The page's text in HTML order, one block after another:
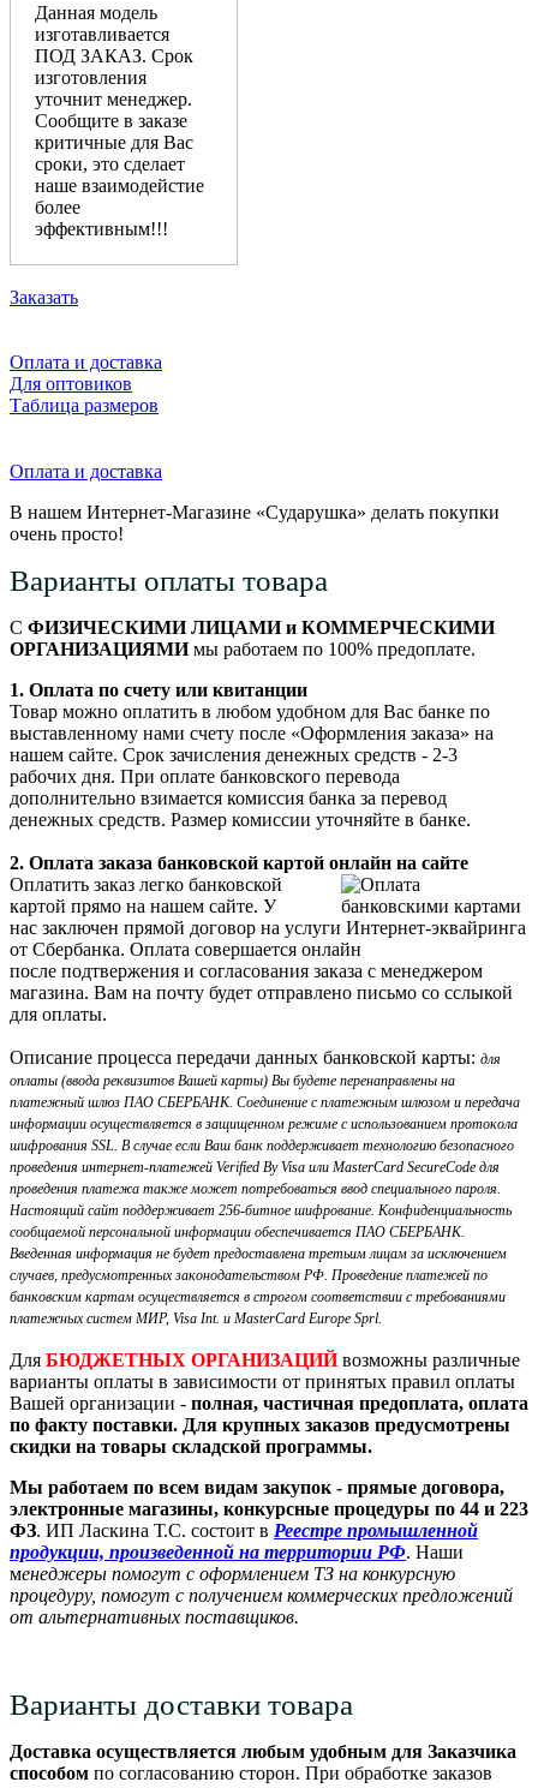
Данная модель
изготавливается
ПОД ЗАКАЗ. Срок
изготовления
уточнит менеджер.
Сообщите в заказе
критичные для Вас
сроки, это сделает
наше взаимодейстие
более
эффективным!!!
Заказать
Оплата и доставка
Для оптовиков
Таблица размеров
Оплата и доставка
В нашем Интернет-Магазине «Сударушка» делать покупки
очень просто!
Варианты оплаты товара
С ФИЗИЧЕСКИМИ ЛИЦАМИ и КОММЕРЧЕСКИМИ
ОРГАНИЗАЦИЯМИмы работаем по 100% предоплате.
1. Оплата по счету или квитанции
Товар можно оплатить в любом удобном для Вас банке по
выставленному нами счету после «Оформления заказа» на
нашем сайте. Срок зачисления денежных средств - 2-3
рабочих дня. При оплате банковского перевода
дополнительно взимается комиссия банка за перевод
денежных средств. Размер комиссии уточняйте в банке.
2. Оплата заказа банковской картой онлайн на сайте
Оплатить заказ легко банковской
картой прямо на нашем сайте. У
нас заключен прямой договор на услуги Интернет-эквайринга
от Сбербанка. Оплата совершается онлайн
после подтвержения и согласования заказа с менеджером
магазина. Вам на почту будет отправлено письмо со сслыкой
для оплаты.
Описание процесса передачи данных банковской карты: для
оплаты (ввода реквизитов Вашей карты) Вы будете перенаправлены на
платежный шлюз ПАО СБЕРБАНК. Соединение с платежным шлюзом и передача
информации осуществляется в защищенном режиме с использованием протокола
шифрования SSL. В случае если Ваш банк поддерживает технологию безопасного
проведения интернет-платежей Verified By Visa или MasterCard SecureCode для
проведения платежа также может потребоваться ввод специального пароля.
Настоящий сайт поддерживает 256-битное шифрование. Конфиденциальность
сообщаемой персональной информации обеспечивается ПАО СБЕРБАНК.
Введенная информация не будет предоставлена третьим лицам за исключением
случаев, предусмотренных законодательством РФ. Проведение платежей по
банковским картам осуществляется в строгом соответствии с требованиями
платежных систем МИР, Visa Int. и MasterCard Europe Sprl.
Для БЮДЖЕТНЫХ ОРГАНИЗАЦИЙ возможны различные
варианты оплаты в зависимости от принятых правил оплаты
Вашей организации - полная, частичная предоплата, оплата
по факту поставки. Для крупных заказов предусмотрены
скидки на товары складской программы.
Мы работаем по всем видам закупок - прямые договора,
электронные магазины, конкурсные процедуры по 44 и 223
ФЗ. ИП Ласкина Т.С. состоит в Реестре промышленной
продукции, произведенной на территории РФ. Наши
менеджеры помогут с оформлением ТЗ на конкурсную
процедуру, помогут с получением коммерческих предложений
от альтернативных поставщиков.
Варианты доставки товара
Доставка осуществляется любым удобным для Заказчика
способом по согласованию сторон. При обработке заказов